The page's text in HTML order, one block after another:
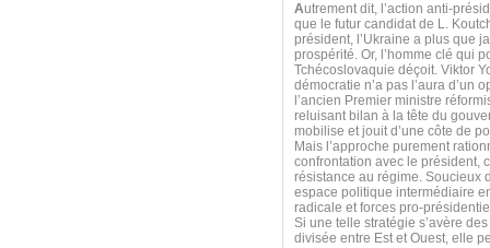
Autrement dit, l’action anti-
que le futur candidat de L.
président, l’Ukraine a plus que
prospérité. Or, l’homme clé qui
Tchécoslovaquie déçoit. Viktor
démocratie n’a pas l’aura d’un
l’ancien Premier ministre
reluisant bilan à la tête du
mobilise et jouit d’une côte de
Mais l’approche purement
confrontation avec le président,
résistance au régime. Soucieux
espace politique intermédiaire
radicale et forces pro-
Si une telle stratégie s’avère
divisée entre Est et Ouest, elle